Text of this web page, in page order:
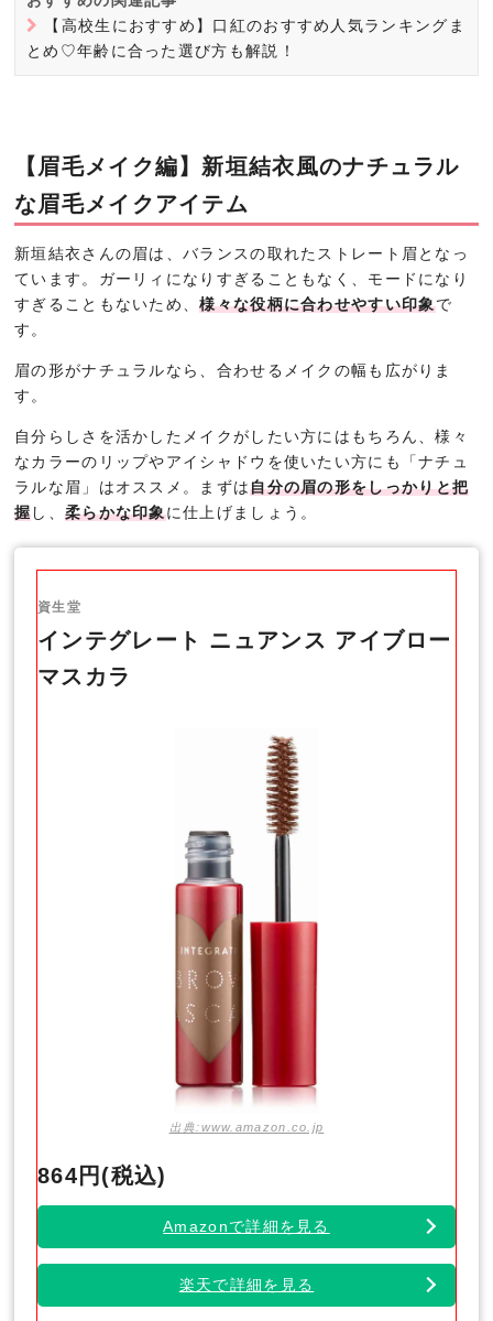
【高校生におすすめ】口紅のおすすめ人気ランキングま
とめ♡年齢に合った選び方も解説！
【眉毛メイク編】新垣結衣風のナチュラル
な眉毛メイクアイテム
新垣結衣さんの眉は、バランスの取れたストレート眉となっ
ています。ガーリィになりすぎることもなく、モードになり
すぎることもないため、様々な役柄に合わせやすい印象で
す。
眉の形がナチュラルなら、合わせるメイクの幅も広がりま
す。
自分らしさを活かしたメイクがしたい方にはもちろん、様々
なカラーのリップやアイシャドウを使いたい方にも「ナチュ
ラルな眉」はオススメ。まずは自分の眉の形をしっかりと把
握し、 柔らかな印象に仕上げましょう。
資生堂
インテグレート ニュアンス アイブロー
マスカラ
出典:www.amazon.co.jp
864円(税込)
Amazonで詳細を見る
楽天で詳細を見る